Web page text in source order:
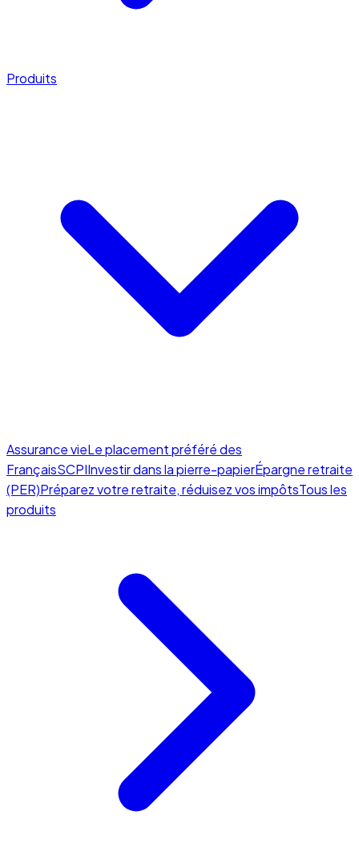
Produits
Assurance vieLe placement préféré des
FrançaisSCPIInvestir dans la pierre-papierÉpargne retraite
(PER)Préparez votre retraite, réduisez vos impôtsTous les
produits